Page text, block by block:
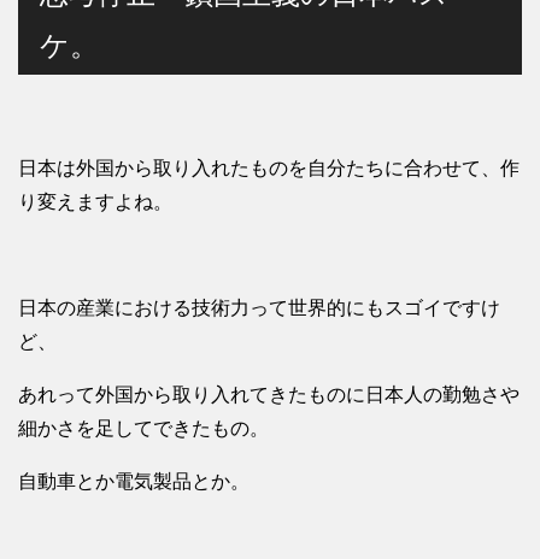
ケ。
日本は外国から取り入れたものを自分たちに合わせて、作
り変えますよね。
日本の産業における技術力って世界的にもスゴイですけ
ど、
あれって外国から取り入れてきたものに日本人の勤勉さや
細かさを足してできたもの。
自動車とか電気製品とか。